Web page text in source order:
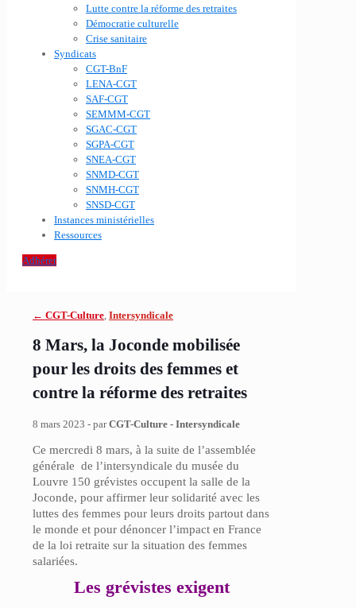
Lutte contre la réforme des retraites
Démocratie culturelle
Crise sanitaire
Syndicats
CGT-BnF
LENA-CGT
SAF-CGT
SEMMM-CGT
SGAC-CGT
SGPA-CGT
SNEA-CGT
SNMD-CGT
SNMH-CGT
SNSD-CGT
Instances ministérielles
Ressources
Adhérer
← CGT-Culture, Intersyndicale
8 Mars, la Joconde mobilisée
pour les droits des femmes et
contre la réforme des retraites
8 mars 2023 - parCGT-Culture - Intersyndicale
Ce mercredi 8 mars, à la suite de l’assemblée
générale de l’intersyndicale du musée du
Louvre 150 grévistes occupent la salle de la
Joconde, pour affirmer leur solidarité avec les
luttes des femmes pour leurs droits partout dans
le monde et pour dénoncer l’impact en France
de la loi retraite sur la situation des femmes
salariées.
Les grévistes exigent